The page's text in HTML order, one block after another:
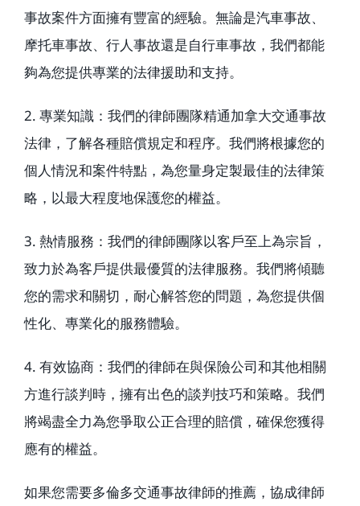
事故案件方面擁有豐富的經驗。無論是汽車事故、
摩托車事故、行人事故還是自行車事故，我們都能
夠為您提供專業的法律援助和支持。
2. 專業知識：我們的律師團隊精通加拿大交通事故
法律，了解各種賠償規定和程序。我們將根據您的
個人情況和案件特點，為您量身定製最佳的法律策
略，以最大程度地保護您的權益。
3. 熱情服務：我們的律師團隊以客戶至上為宗旨，
致力於為客戶提供最優質的法律服務。我們將傾聽
您的需求和關切，耐心解答您的問題，為您提供個
性化、專業化的服務體驗。
4. 有效協商：我們的律師在與保險公司和其他相關
方進行談判時，擁有出色的談判技巧和策略。我們
將竭盡全力為您爭取公正合理的賠償，確保您獲得
應有的權益。
如果您需要多倫多交通事故律師的推薦，協成律師